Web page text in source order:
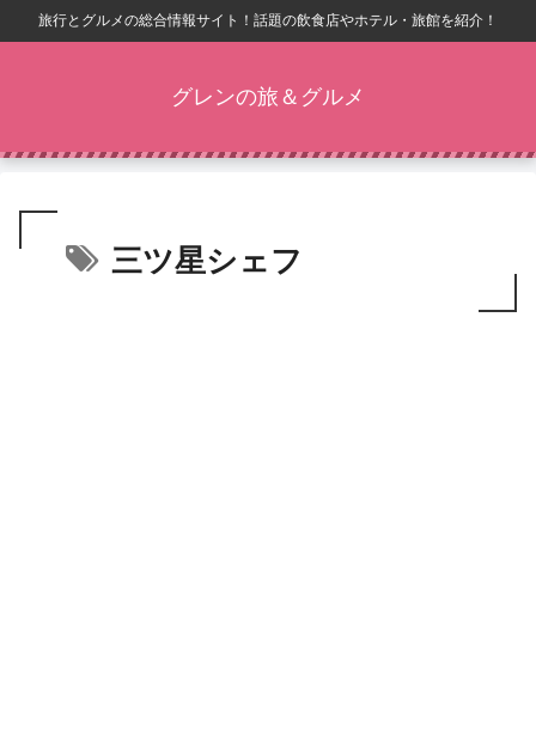
旅行とグルメの総合情報サイト！話題の飲食店やホテル・旅館を紹介！
グレンの旅＆グルメ
三ツ星シェフ